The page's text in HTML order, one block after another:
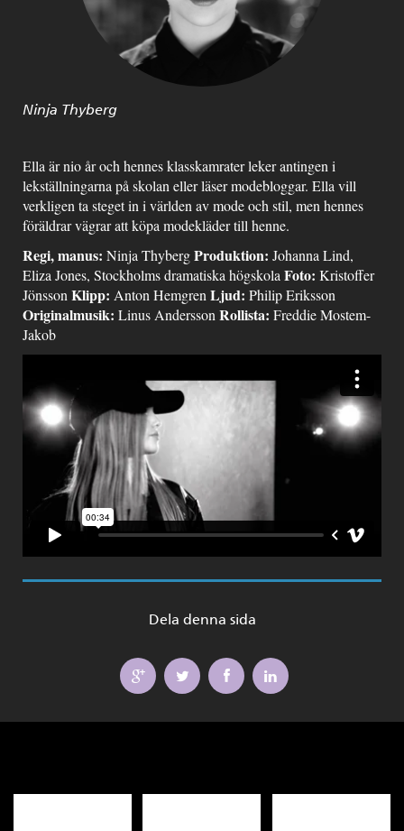
Ninja Thyberg
Ella är nio år och hennes klasskamrater leker antingen i
lekställningarna på skolan eller läser modebloggar. Ella vill
verkligen ta steget in i världen av mode och stil, men hennes
föräldrar vägrar att köpa modekläder till henne.
Regi, manus: Ninja ThybergProduktion: Johanna Lind,
Eliza Jones, Stockholms dramatiska högskola Foto: Kristoffer
Jönsson Klipp: Anton Hemgren Ljud: Philip Eriksson
Originalmusik: Linus Andersson Rollista: Freddie Mostem-
Jakob
Dela denna sida